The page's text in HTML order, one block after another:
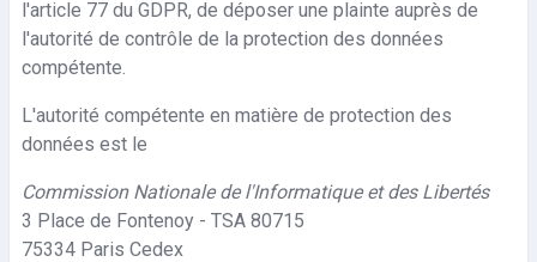
l'article 77 du GDPR, de déposer une plainte auprès de
l'autorité de contrôle de la protection des données
compétente.
L'autorité compétente en matière de protection des
données est le
Commission Nationale de l'Informatique et des Libertés
3 Place de Fontenoy - TSA 80715
75334 Paris Cedex